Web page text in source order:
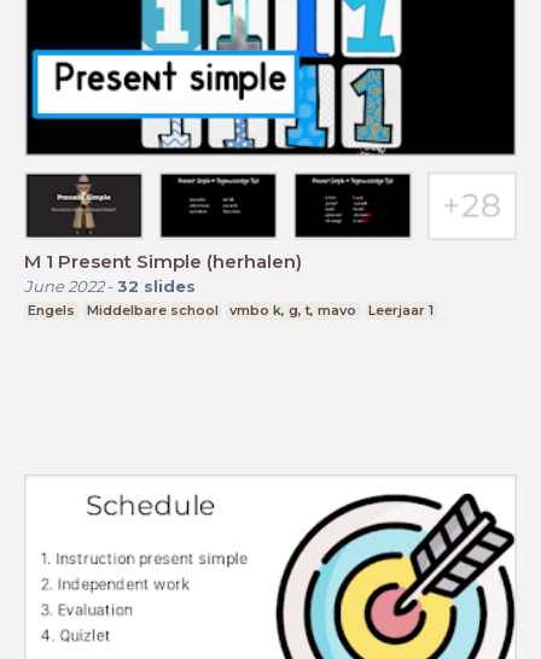
M 1 Present Simple (herhalen)
June 2022- 32 slides
Engels Middelbare school vmbo k, g, t, mavo Leerjaar 1